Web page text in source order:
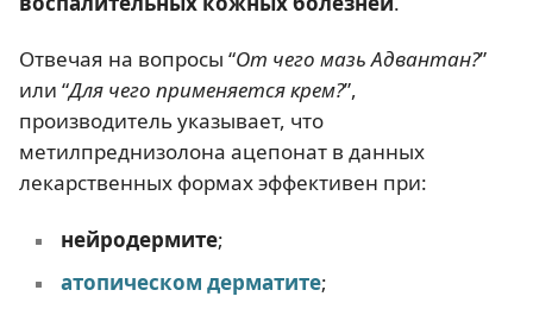
Отвечая на вопросы “От чего мазь Адвантан?”
или “Для чего применяется крем?”,
производитель указывает, что
метилпреднизолона ацепонат в данных
лекарственных формах эффективен при:
нейродермите;
атопическом дерматите;